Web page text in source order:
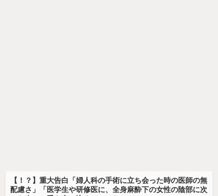
【！？】重大告白「婦人科の手術に立ち会った時の医師の無
配慮さ」「医学生や研修医に、全身麻酔下の女性の陰部に次